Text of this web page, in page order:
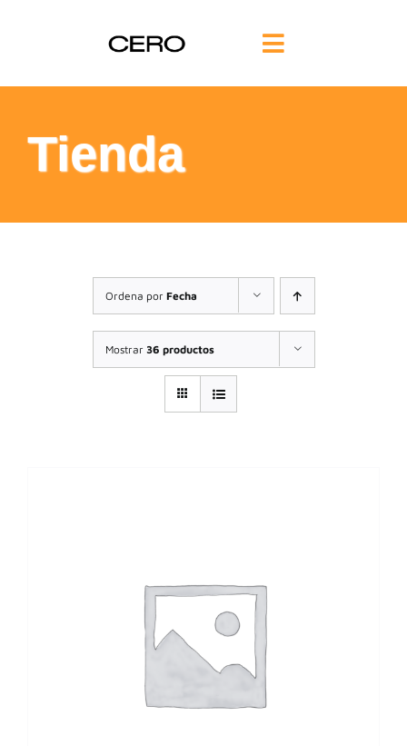
Toggle
Navigation
FILOSOFÍA
TE AYUDAMOS
FORMACIÓN
COMUNIDAD
Tienda
Ordena por Fecha
Mostrar 36 productos